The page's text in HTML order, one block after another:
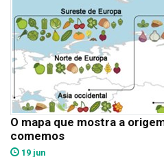
O mapa que mostra a
comemos
19 jun